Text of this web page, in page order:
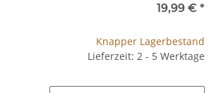
19,99 € *
Knapper Lagerbestand
Lieferzeit: 2 - 5 Werktage